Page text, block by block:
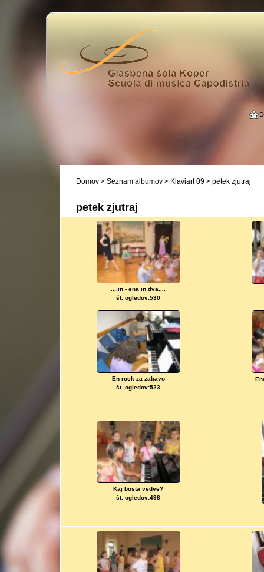
Domov> Seznam albumov> Klaviart 09> petek zjutraj
petek zjutraj
....in - ena in dva....
št. ogledov:530
En rock za zabavo
št. ogledov:523
Kaj bosta vedve?
št. ogledov:498